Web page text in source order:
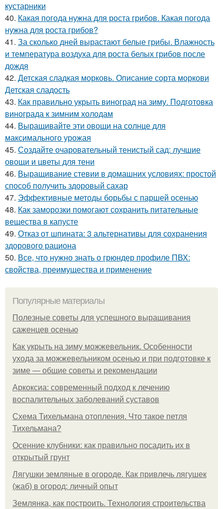
кустарники
40. Какая погода нужна для роста грибов. Какая погода
нужна для роста грибов?
41. За сколько дней вырастают белые грибы. Влажность
и температура воздуха для роста белых грибов после
дождя
42. Детская сладкая морковь. Описание сорта моркови
Детская сладость
43. Как правильно укрыть виноград на зиму. Подготовка
винограда к зимним холодам
44. Выращивайте эти овощи на солнце для
максимального урожая
45. Создайте очаровательный тенистый сад: лучшие
овощи и цветы для тени
46. Выращивание стевии в домашних условиях: простой
способ получить здоровый сахар
47. Эффективные методы борьбы с паршей осенью
48. Как заморозки помогают сохранить питательные
вещества в капусте
49. Отказ от шпината: 3 альтернативы для сохранения
здорового рациона
50. Все, что нужно знать о грюндер профиле ПВХ:
свойства, преимущества и применение
Популярные материалы
Полезные советы для успешного выращивания
саженцев осенью
Как укрыть на зиму можжевельник. Особенности
ухода за можжевельником осенью и при подготовке к
зиме — общие советы и рекомендации
Аркоксиа: современный подход к лечению
воспалительных заболеваний суставов
Схема Тихельмана отопления. Что такое петля
Тихельмана?
Осенние клубники: как правильно посадить их в
открытый грунт
Лягушки земляные в огороде. Как привлечь лягушек
(жаб) в огород: личный опыт
Землянка, как построить. Технология строительства